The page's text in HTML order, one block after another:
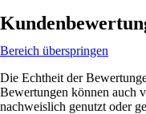
Bereich überspringen
Die Echtheit der
Bewertungen können auch
nachweislich genutzt oder